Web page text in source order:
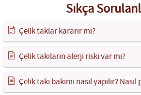
Sıkça
Çelik taklar kararır mı?
Çelik takıların alerji riski var mı?
Çelik takı bakımı nasıl yapılır? Nasıl